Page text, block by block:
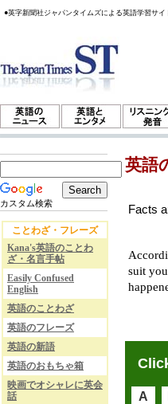
●英字新聞社ジャパンタイムズによる英語学習サ
カスタム検索
ことわざ・フレーズ
Kana's英語のことわ
ざ・名言手帖
Easily Confused
English
英語のことわざ
英語のフレーズ
英語の新語
英語のおもちゃ箱
映画でオシャレに英会
話
英語
Facts
suit
A